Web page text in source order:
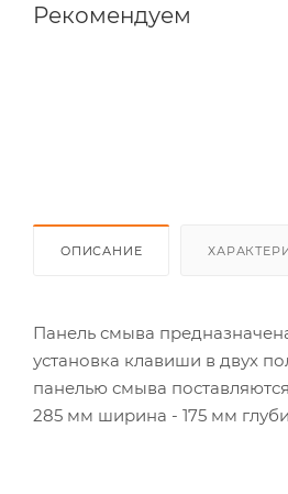
Рекомендуем
ОПИСАНИЕ
Панель смыва
установка клавиши в двух
панелью смыва
285 мм ширина - 175 мм